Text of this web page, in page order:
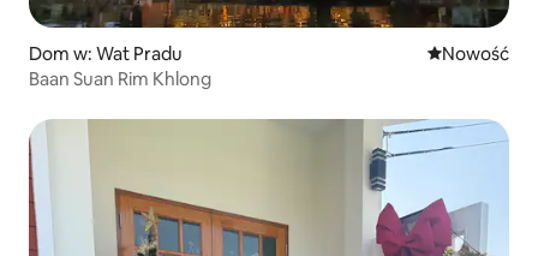
Dom w: Wat Pradu Nowe
Nowość
Baan Suan Rim Khlong